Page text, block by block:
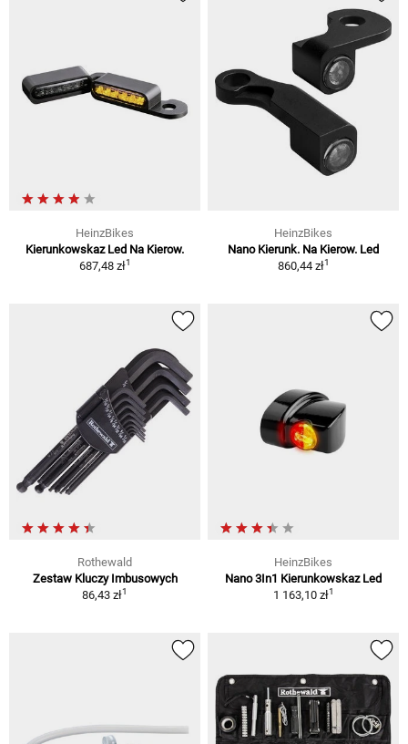
HeinzBikes
Kierunkowskaz Led Na Kierow.
687,48 zł1
HeinzBikes
Nano Kierunk. Na Kierow. Led
860,44 zł1
Rothewald
Zestaw Kluczy Imbusowych
86,43 zł1
HeinzBikes
Nano 3In1 Kierunkowskaz Led
1 163,10 zł1